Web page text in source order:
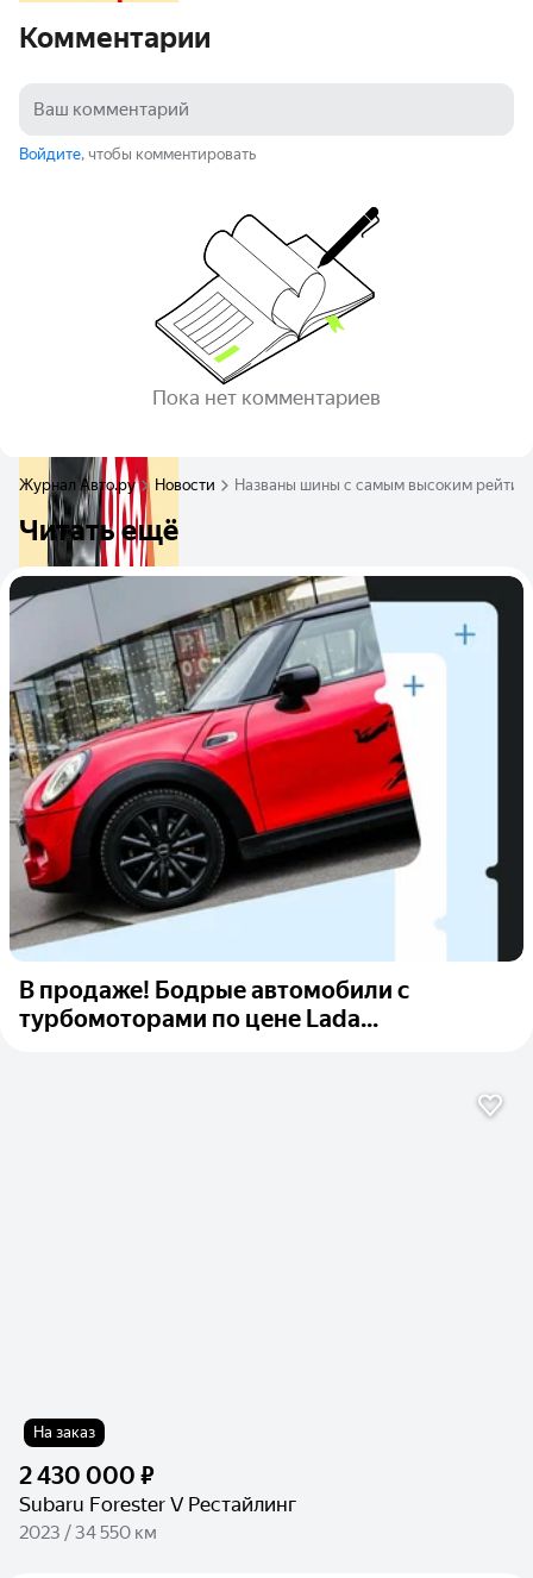
Комментарии
Войдите, чтобы комментировать
Пока нет комментариев
Журнал Авто.ру Новости Названы шины с самым высоким
Читать ещё
В продаже! Бодрые автомобили с
турбомоторами по цене Lada...
На заказ
2 430 000 ₽
Subaru Forester V Рестайлинг
2023 / 34 550 км